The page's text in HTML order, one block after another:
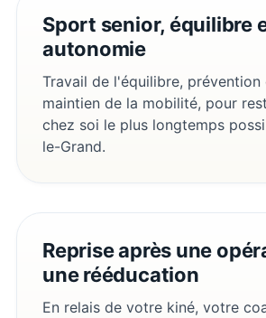
Sport senior, équilibre
autonomie
Travail de l'équilibre, prévention
maintien de la mobilité, pour
chez soi le plus longtemps
le-Grand.
Reprise après une
une rééducation
En relais de votre kiné, votre